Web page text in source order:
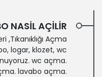
NASIL AÇILIR
Açma
logar, klozet, wc
wc açma.
lavabo açma.